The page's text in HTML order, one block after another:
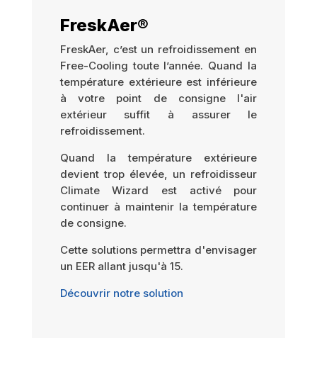
FreskAer®
FreskAer, c’est un refroidissement en
Free-Cooling toute l’année. Quand la
température extérieure est inférieure
à votre point de consigne l'air
extérieur suffit à assurer le
refroidissement.
Quand la température extérieure
devient trop élevée, un refroidisseur
Climate Wizard est activé pour
continuer à maintenir la température
de consigne.
Cette solutions permettra d'envisager
un EER allant jusqu'à 15.
Découvrir notre solution